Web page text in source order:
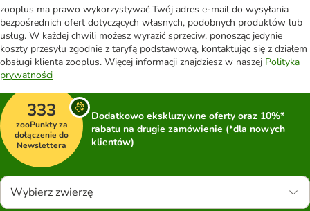
zooplus ma prawo wykorzystywać Twój adres e-mail do wysyłania
bezpośrednich ofert dotyczących własnych, podobnych produktów lub
usług. W każdej chwili możesz wyrazić sprzeciw, ponosząc jedynie
koszty przesyłu zgodnie z taryfą podstawową, kontaktując się z działem
obsługi klienta zooplus. Więcej informacji znajdziesz w naszej Polityka
prywatności
333
zooPunkty za
dołączenie do
Newslettera
Dodatkowo ekskluzywne oferty oraz 10%*
rabatu na drugie zamówienie (*dla nowych
klientów)
Wybierz zwierzę